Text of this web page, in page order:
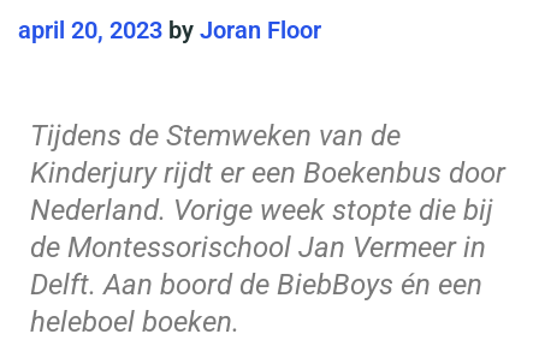
april 20, 2023 by Joran Floor
Tijdens de Stemweken van de
Kinderjury rijdt er een Boekenbus door
Nederland. Vorige week stopte die bij
de Montessorischool Jan Vermeer in
Delft. Aan boord de BiebBoys én een
heleboel boeken.